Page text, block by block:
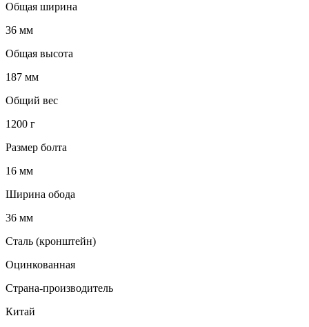
Общая ширина
36 мм
Общая высота
187 мм
Общий вес
1200 г
Размер болта
16 мм
Ширина обода
36 мм
Сталь (кронштейн)
Оцинкованная
Страна-производитель
Китай